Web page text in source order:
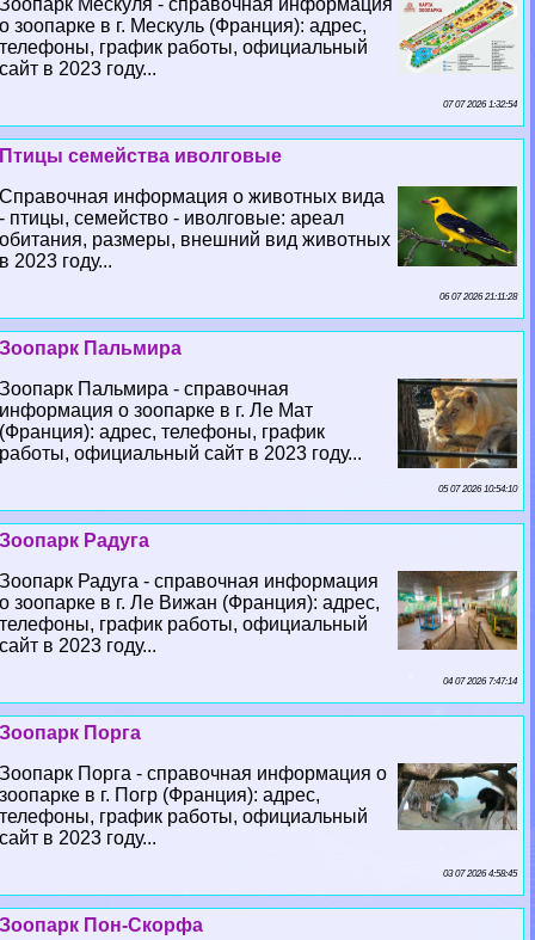
о зоопарке в г. Мескуль (Франция): адрес,
телефоны, график работы, официальный
сайт в 2023 году...
07 07 2026 1:32:54
Птицы семейства иволговые
Справочная информация о животных вида
- птицы, семейство - иволговые: ареал
обитания, размеры, внешний вид животных
в 2023 году...
06 07 2026 21:11:28
Зоопарк Пальмира
Зоопарк Пальмира - справочная
информация о зоопарке в г. Ле Мат
(Франция): адрес, телефоны, график
работы, официальный сайт в 2023 году...
05 07 2026 10:54:10
Зоопарк Радуга
Зоопарк Радуга - справочная информация
о зоопарке в г. Ле Вижан (Франция): адрес,
телефоны, график работы, официальный
сайт в 2023 году...
04 07 2026 7:47:14
Зоопарк Порга
Зоопарк Порга - справочная информация о
зоопарке в г. Погр (Франция): адрес,
телефоны, график работы, официальный
сайт в 2023 году...
03 07 2026 4:58:45
Зоопарк Пон-Скорфа